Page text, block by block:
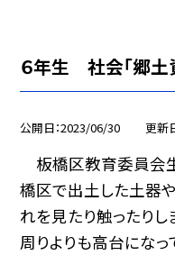
６年生 社会「郷土
公開日 2023/06/30 更新
板橋区教育委員会
橋区で出土した土器や
れを見たり触ったりし
周りよりも高台にな